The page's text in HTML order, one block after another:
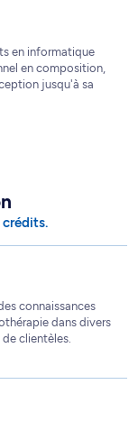
en informatique
en composition,
jusqu'à sa
connaissances
dans divers
clientèles.